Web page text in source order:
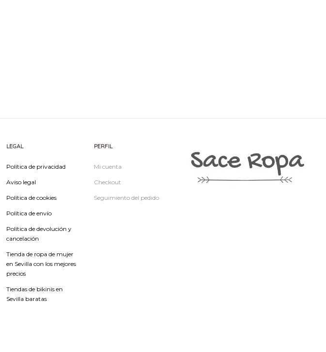
LEGAL
Política de privacidad
Aviso legal
Política de cookies
Política de envío
Política de devolución y
cancelación
Tienda de ropa de mujer
en Sevilla con los mejores
precios
Tiendas de bikinis en
Sevilla baratas
PERFIL
Mi cuenta
Checkout
Seguimiento del pedido